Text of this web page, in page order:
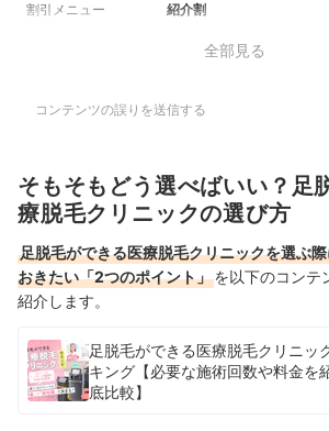
割引メニュー 紹介割
全部見る
コンテンツの誤りを送信する
そもそもどう選べばいい？足
療脱毛クリニックの選び方
足脱毛ができる医療脱毛クリニックを選ぶ
おきたい「2つのポイント」を以下のコンテ
紹介します。
足脱毛ができる医療脱毛クリニッ
キング【必要な施術回数や料金を
底比較】